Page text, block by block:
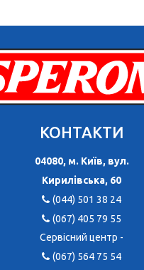
КОНТАКТИ
04080, м. Київ, вул.
Кирилівська, 60
(044) 501 38 24
(067) 405 79 55
Сервісний центр -
(067) 564 75 54